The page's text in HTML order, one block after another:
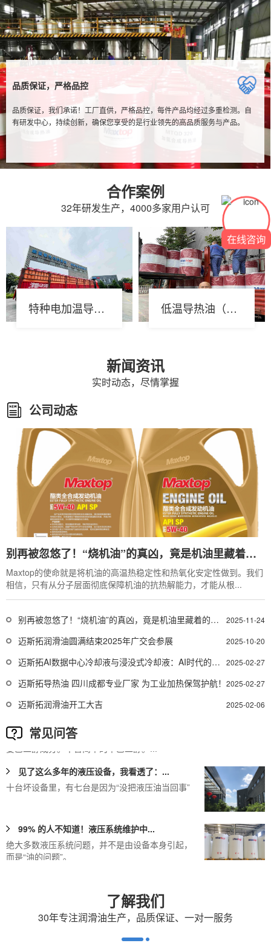
品质保证，严格品控
品质保证，我们承诺！工厂直供，严格品控，每件产品均经过多重检测。自
有研发中心，持续创新，确保您享受的是行业领先的高品质服务与产品。
合作案例
32年研发生产，4000多家用户认可
特种电加温导热油（MTEH系列） 低温导热油（MTLT-75）发货案例
新闻资讯
实时动态，尽情掌握
公司动态
别再被忽悠了！“烧机油”的真凶，竟是机油里藏着的这个“秘密”？
Maxtop的使命就是将机油的高温热稳定性和热氧化安定性做到。我们
相信，只有从分子层面彻底保障机油的抗热解能力，才能从根...
别再被忽悠了！“烧机油”的真凶，竟是机油里藏着的这个“秘密”？ 2025-11-24
迈斯拓润滑油圆满结束2025年广交会参展 2025-10-20
迈斯拓AI数据中心冷却液与浸没式冷却液：AI时代的高效解决方案 2025-02-27
迈斯拓导热油 四川成都专业厂家 为工业加热保驾护航！ 2025-02-27
迈斯拓润滑油开工大吉 2025-02-06
常见问答
很多人觉得超低温液压油只要“冬天不冻”就行，但寒
区工况下设备常出冷启动难、油膜变...
水-乙二醇型难燃液压液HFC
要乙二醇成分。不含简单的单乙二醇。...
见了这么多年的液压设备，我看透了：...
十台坏设备里，有七台是因为“没把液压油当回事”
绝大多数液压系统问题，并不是由设备本身引起，
而是“油的问题”。
逐步扩大，合成导热油作为一种优良的传...
超低温液压油（Ultra-low ...
超低温液压油（Ultra-low ...
区工况下设备常出冷启动难、油膜变...
水-乙二醇型难燃液压液HFC
迈斯拓水-乙二醇型难燃液压液配方是以二甘醇为主
要乙二醇成分。不含简单的单乙二醇。...
见了这么多年的液压设备，我看透了：...
十台坏设备里，有七台是因为“没把液压油当回事”
99% 的人不知道！液压系统维护中...
绝大多数液压系统问题，并不是由设备本身引起，
而是“油的问题”。
四川成都迈斯拓高温合成导热油：工业...
随着工业化建设的需要，高温合成导热油市场需求
逐步扩大，合成导热油作为一种优良的传...
了解我们
30年专注润滑油生产，品质保证、一对一服务
在线咨询